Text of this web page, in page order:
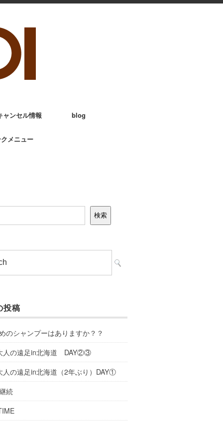
ャンセル情報 blog
クメニュー
検索
投稿
のシャンプーはありますか？？
人の遠足in北海道 DAY②③
人の遠足in北海道（2年ぶり）DAY①
続